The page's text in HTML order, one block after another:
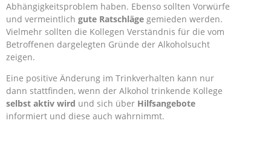
Abhängigkeitsproblem haben. Ebenso sollten Vorwürfe
und vermeintlich gute Ratschläge gemieden werden.
Vielmehr sollten die Kollegen Verständnis für die vom
Betroffenen dargelegten Gründe der Alkoholsucht
zeigen.
Eine positive Änderung im Trinkverhalten kann nur
dann stattfinden, wenn der Alkohol trinkende Kollege
selbst aktiv wird und sich über Hilfsangebote
informiert und diese auch wahrnimmt.